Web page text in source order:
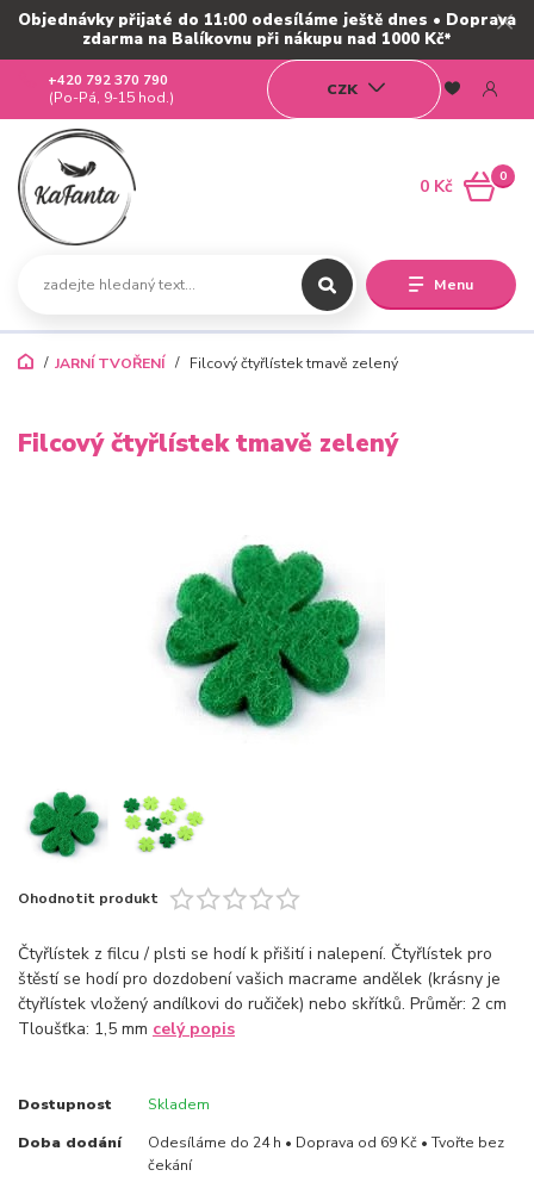
Objednávky přijaté do 11:00 odesíláme ještě dnes • Doprava
zdarma na Balíkovnu při nákupu nad 1000 Kč*
Menu
CZK
+420 792 370 790
(Po-Pá, 9-15 hod.)
0
0 Kč
JARNÍ TVOŘENÍ Filcový čtyřlístek tmavě zelený
Filcový čtyřlístek tmavě zelený
Ohodnotit produkt
Čtyřlístek z filcu / plsti se hodí k přišití i nalepení. Čtyřlístek pro
štěstí se hodí pro dozdobení vašich macrame andělek (krásny je
čtyřlístek vložený andílkovi do ručiček) nebo skřítků. Průměr: 2 cm
Tloušťka: 1,5 mm celý popis
Dostupnost Skladem
Doba dodání
Odesíláme do 24 h • Doprava od 69 Kč • Tvořte bez
čekání